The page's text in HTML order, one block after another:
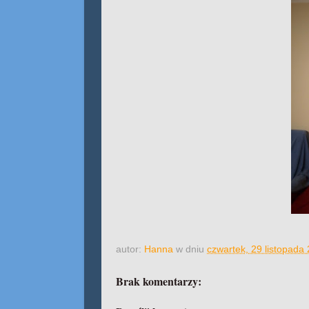
autor: Hanna w dniu czwartek, 29 listopada
Brak komentarzy: